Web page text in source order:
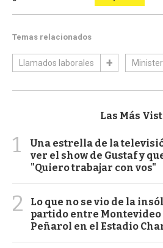
Temas relacionados
Llamados laborales
Las Más
1
Una estrella de la
ver el show de Gustaf y
"Quiero trabajar con vos"
2
Lo que no se vio de la
partido entre Montevideo
Peñarol en el Estadio